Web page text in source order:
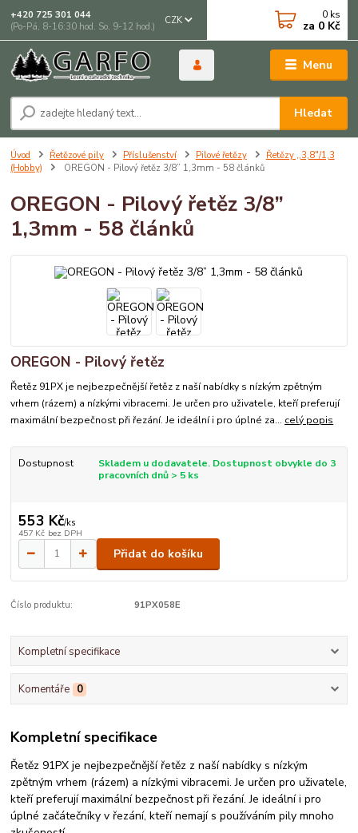
Menu
CZK
Hledat
+420 725 301 044
(Po-Pá, 8-16:30 hod. So, 9-12 hod.)
0 ks
za 0 Kč
Úvod Řetězové pily Příslušenství Pilové řetězy
Řetězy ,,3,8"/1,3
(Hobby)
OREGON - Pilový řetěz 3/8” 1,3mm - 58 článků
OREGON - Pilový řetěz 3/8”
1,3mm - 58 článků
OREGON - Pilový řetěz
Řetěz 91PX je nejbezpečnější řetěz z naší nabídky s nízkým zpětným
vrhem (rázem) a nízkými vibracemi. Je určen pro uživatele, kteří preferují
maximální bezpečnost při řezání. Je ideální i pro úplné za... celý popis
Dostupnost
Skladem u dodavatele. Dostupnost obvykle do 3
pracovních dnů > 5 ks
553 Kč/ks
457 Kč bez DPH
Přidat do košíku
Číslo produktu: 91PX058E
Kompletní specifikace
Komentáře 0
Kompletní specifikace
Řetěz 91PX je nejbezpečnější řetěz z naší nabídky s nízkým
zpětným vrhem (rázem) a nízkými vibracemi. Je určen pro uživatele,
kteří preferují maximální bezpečnost při řezání. Je ideální i pro
úplné začátečníky v řezání, kteří nemají s používáním pily mnoho